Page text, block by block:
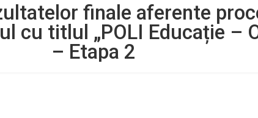
finale aferente
cu titlul „POLI Educație –
– Etapa 2